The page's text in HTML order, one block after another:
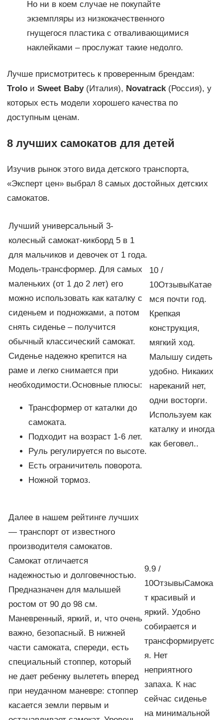
Но ни в коем случае не покупайте
экземпляры из низкокачественного
гнущегося пластика с отваливающимися
наклейками – прослужат такие недолго.
Лучше присмотритесь к проверенным брендам:
Troloи Sweet Baby(Италия), Novatrack(Россия), у
которых есть модели хорошего качества по
доступным ценам.
8 лучших самокатов для детей
Изучив рынок этого вида детского транспорта,
«Эксперт цен» выбрал 8 самых достойных детских
самокатов.
Лучший универсальный 3-
колесный самокат-кикборд 5 в 1
для мальчиков и девочек от 1 года.
Модель-трансформер. Для самых
маленьких (от 1 до 2 лет) его
можно использовать как каталку с
сиденьем и подножками, а потом
снять сиденье – получится
обычный классический самокат.
Сиденье надежно крепится на
раме и легко снимается при
необходимости.Основные плюсы:
Трансформер от каталки до
самоката.
Подходит на возраст 1-6 лет.
Руль регулируется по высоте.
Есть ограничитель поворота.
Ножной тормоз.
10 /
10ОтзывыКатае
мся почти год.
Крепкая
конструкция,
мягкий ход.
Малышу сидеть
удобно. Никаких
нареканий нет,
одни восторги.
Используем как
каталку и иногда
как беговел..
Далее в нашем рейтинге лучших
— транспорт от известного
производителя самокатов.
Самокат отличается
надежностью и долговечностью.
Предназначен для малышей
ростом от 90 до 98 см.
Маневренный, яркий, и, что очень
важно, безопасный. В нижней
части самоката, спереди, есть
специальный стоппер, который
не дает ребенку вылететь вперед
при неудачном маневре: стоппер
касается земли первым и
9.9 /
10ОтзывыСамока
т красивый и
яркий. Удобно
собирается и
трансформируетс
я. Нет
неприятного
запаха. К нас
сейчас сиденье
на минимальной